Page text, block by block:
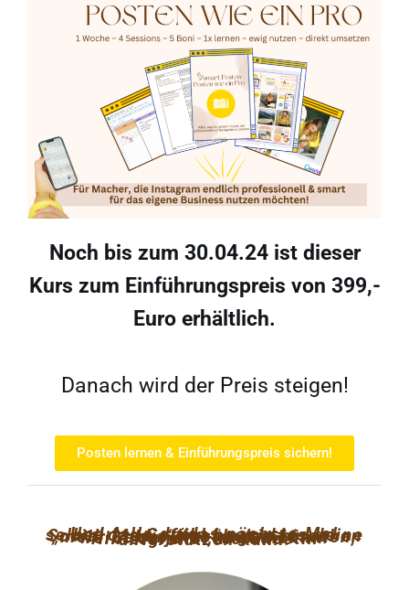
Noch bis zum 30.04.24 ist dieser
Kurs zum Einführungspreis von 399,-
Euro erhältlich.
Danach wird der Preis steigen!
Posten lernen & Einführungspreis sichern!
Und falls du das nächste Mal selbst das Gefühl hast, dass deine Social-Media-Kanäle ein bisschen „mehr Leben“ vertragen könnten, weißt du jetzt, wer dich im Hintergrund als GhostIn unterstützen kann.